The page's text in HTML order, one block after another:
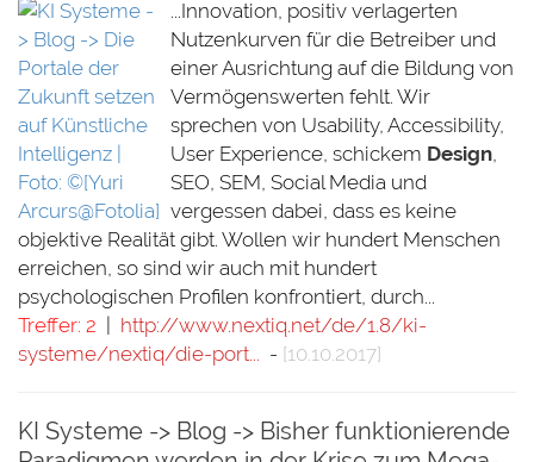
...Innovation, positiv verlagerten
Nutzenkurven für die Betreiber und
einer Ausrichtung auf die Bildung von
Vermögenswerten fehlt. Wir
sprechen von Usability, Accessibility,
User Experience, schickem Design,
SEO, SEM, Social Media und
vergessen dabei, dass es keine
objektive Realität gibt. Wollen wir hundert Menschen
erreichen, so sind wir auch mit hundert
psychologischen Profilen konfrontiert, durch...
Treffer: 2
http://www.nextiq.net/de/1.8/ki-
systeme/nextiq/die-port... - [10.10.2017]
KI Systeme -> Blog -> Bisher funktionierende